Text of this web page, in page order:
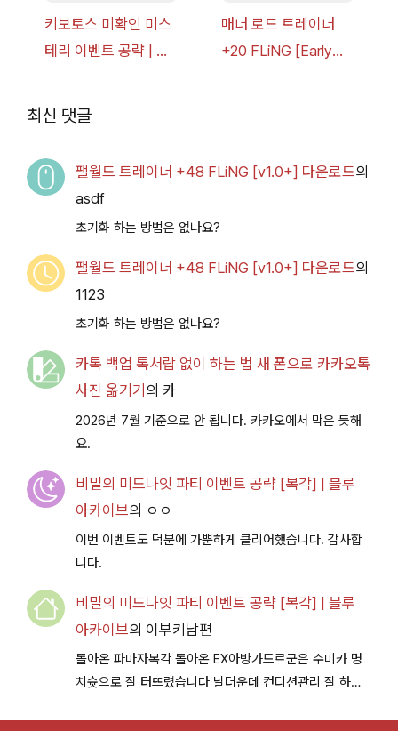
키보토스 미확인 미스
테리 이벤트 공략 | 블
매너 로드 트레이너
+20 FLiNG [Early
최신 댓글
팰월드 트레이너 +48 FLiNG [v1.0+] 다운로드의
asdf
초기화 하는 방법은 없나요?
팰월드 트레이너 +48 FLiNG [v1.0+] 다운로드의
1123
초기화 하는 방법은 없나요?
카톡 백업 톡서랍 없이 하는 법 새 폰으로 카카오톡
사진 옮기기 의 카
2026년 7월 기준으로 안 됩니다. 카카오에서 막은 듯해
요.
비밀의 미드나잇 파티 이벤트 공략 [복각] | 블루
아카이브의 ㅇㅇ
이번 이벤트도 덕분에 가뿐하게 클리어했습니다. 감사합
니다.
비밀의 미드나잇 파티 이벤트 공략 [복각] | 블루
아카이브의 이부키남편
돌아온 파마자복각 돌아온 EX아방가드르군은 수미카 명
치슛으로 잘 터뜨렸습니다 날더운데 컨디션관리 잘 하시